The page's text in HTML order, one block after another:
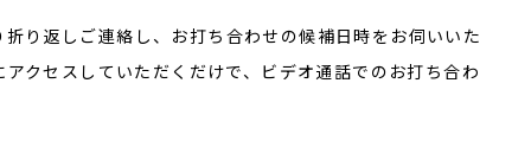
り返しご連絡し、お打ち合わせの候補日時をお伺いいた
クセスしていただくだけで、ビデオ通話でのお打ち合わ